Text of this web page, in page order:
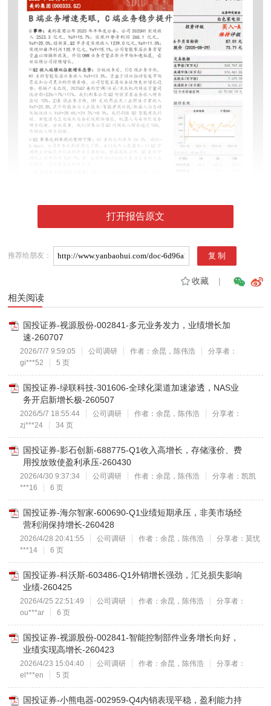
打开报告原文
推荐给朋友：
收藏|
相关阅读
国投证券-视源股份-002841-多元业务发力，业绩增长加
速-260707
2026/7/7 9:59:05 公司调研 作者：余昆，陈伟浩
分享者：
gi***52
5 页
国投证券-绿联科技-301606-全球化渠道加速渗透，NAS业
务开启新增长极-260507
2026/5/7 18:55:44 公司调研 作者：余昆，陈伟浩
分享者：
zj***24
34 页
国投证券-影石创新-688775-Q1收入高增长，存储涨价、费
用投放致使盈利承压-260430
2026/4/30 9:37:34 公司调研 作者：余昆，陈伟浩
分享者：凯凯
***16
6 页
国投证券-海尔智家-600690-Q1业绩短期承压，非美市场经
营利润保持增长-260428
2026/4/28 20:41:55 公司调研 作者：余昆，陈伟浩
分享者：莫忧
***14
6 页
国投证券-科沃斯-603486-Q1外销增长强劲，汇兑损失影响
业绩-260425
2026/4/25 22:51:49 公司调研 作者：余昆，陈伟浩
分享者：
ou***ar
6 页
国投证券-视源股份-002841-智能控制部件业务增长向好，
业绩实现高增长-260423
2026/4/23 15:04:40 公司调研 作者：余昆，陈伟浩
分享者：
el***en
5 页
国投证券-小熊电器-002959-Q4内销表现平稳，盈利能力持